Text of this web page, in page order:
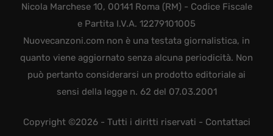
Nicola Marchese 10, 00141 Roma (RM) - Codice Fiscale
e Partita I.V.A. 12279101005
Nuovecanzoni.com non è una testata giornalistica, in
quanto viene aggiornato senza alcuna periodicità. Non
può pertanto considerarsi un prodotto editoriale ai
sensi della legge n. 62 del 07.03.2001
Copyright ©2026 - Tutti i diritti riservati - Contattaci